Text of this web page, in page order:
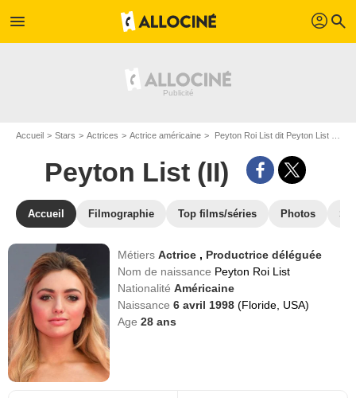
menu profil search
Accueil Stars Actrices Actrice américaine Peyton Roi List dit Peyton List (II)
Peyton List (II)
Accueil Filmographie Top films/séries Photos
MétiersActrice , Productrice déléguée
Nom de naissance Peyton Roi List
NationalitéAméricaine
Naissance6 avril 1998(Floride, USA)
Age28 ans